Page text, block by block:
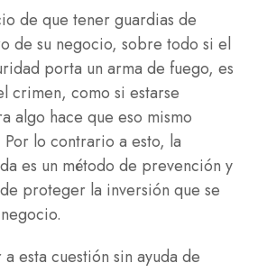
de que tener guardias de
de su negocio, sobre todo si el
porta un arma de fuego, es
crimen, como si estarse
algo hace que eso mismo
lo contrario a esto, la
es un método de prevención y
proteger la inversión que se
esta cuestión sin ayuda de